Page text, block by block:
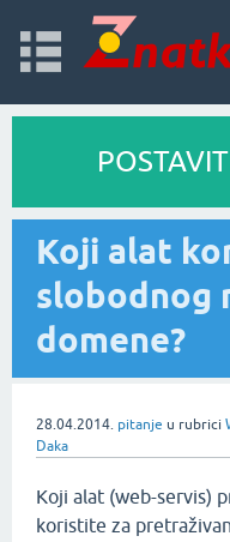
Koji alat
slobodnog
domene?
28.04.2014. pitanje u rubrici
Daka
Koji alat (web-servis)
koristite za